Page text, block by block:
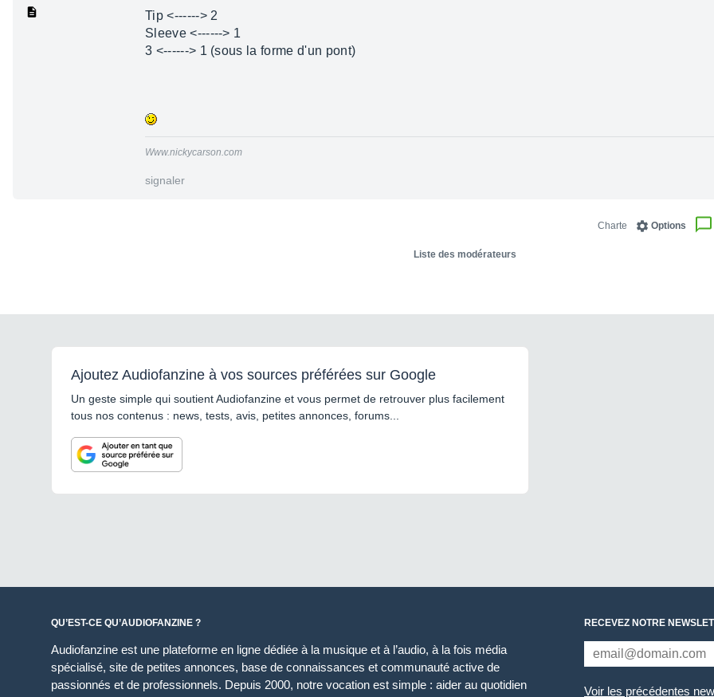
Tip <------> 2
Sleeve <------> 1
3 <------> 1 (sous la forme d'un pont)
Www.nickycarson.com
signaler
Options
Charte
Liste des modérateurs
Ajoutez Audiofanzine à vos sources préférées sur Google
Un geste simple qui soutient Audiofanzine et vous permet de retrouver plus facilement
tous nos contenus : news, tests, avis, petites annonces, forums...
QU’EST-CE QU’AUDIOFANZINE ?
Audiofanzine est une plateforme en ligne dédiée à la musique et à l’audio, à la fois média
spécialisé, site de petites annonces, base de connaissances et communauté active de
passionnés et de professionnels. Depuis 2000, notre vocation est simple : aider au quotidien
RECEVEZ NOTRE
Voir les précédentes